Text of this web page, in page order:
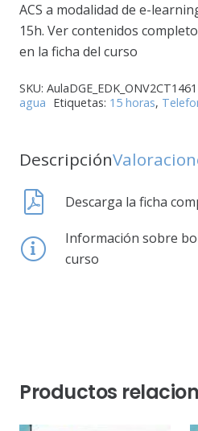
ACS a modalidad de e-
15h. Ver contenidos
en la ficha del curso
SKU: AulaDGE_EDK_ONV2CT1461
agua Etiquetas: 15 horas,
Descripción
Descarga la ficha
Información sobre
curso
Productos